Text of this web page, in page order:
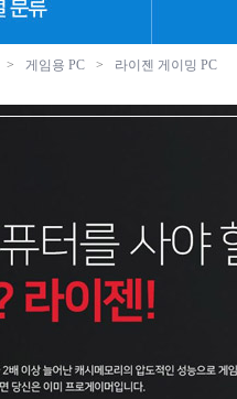
> 게임용 PC > 라이젠 게이밍 PC